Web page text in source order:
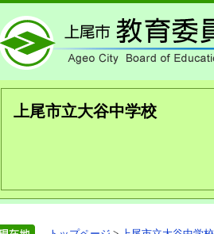
上尾市立大谷中学校